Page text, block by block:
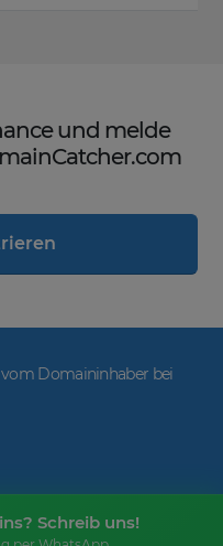
und melde
Domaininhaber bei
Schreib uns!